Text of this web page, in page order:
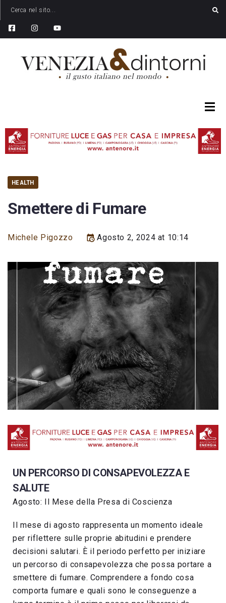
HEALTH
Smettere di Fumare
Michele Pigozzo Agosto 2, 2024 at 10:14
UN PERCORSO DI CONSAPEVOLEZZA E
SALUTE
Agosto: Il Mese della Presa di Coscienza
Il mese di agosto rappresenta un momento ideale
per riflettere sulle proprie abitudini e prendere
decisioni salutari. È il periodo perfetto per iniziare
un percorso di consapevolezza che possa portare a
smettere di fumare. Comprendere a fondo cosa
comporta fumare e quali sono le conseguenze a